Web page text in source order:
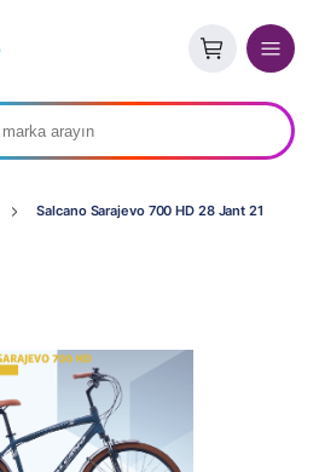
Salcano Sarajevo 700 HD 28 Jant 21